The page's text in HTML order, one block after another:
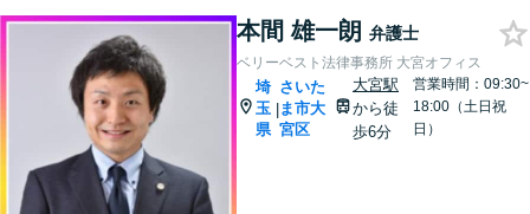
本間 雄一朗 弁護士
ベリーベスト法律事務所 大宮オフィス
埼
玉
県
|
さいた
ま市大
宮区
大宮駅
から徒
歩6分
営業時間：09:30~
18:00（土日祝
日）